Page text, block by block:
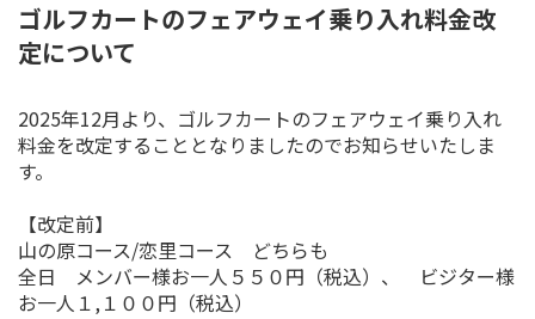
ゴルフカートのフェアウェイ乗り入れ料金改
定について
2025年12月より、ゴルフカートのフェアウェイ乗り入れ
料金を改定することとなりましたのでお知らせいたしま
す。
【改定前】
山の原コース/恋里コース どちらも
全日 メンバー様お一人５５０円（税込）、 ビジター様
お一人１,１００円（税込）